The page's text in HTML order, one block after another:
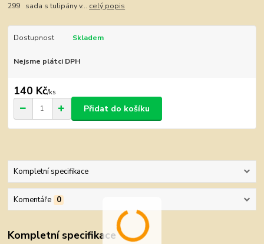
299 sada s tulipány v... celý popis
Dostupnost Skladem
Nejsme plátci DPH
140 Kč/ks
Přidat do košíku
Kompletní specifikace
Komentáře 0
Kompletní specifikace